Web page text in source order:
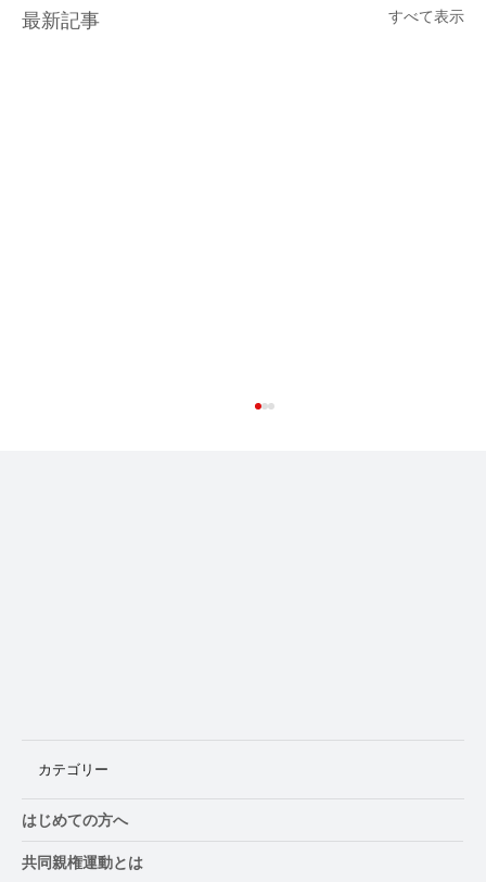
最新記事 すべて表示
カテゴリー
はじめての方へ
共同親権運動とは